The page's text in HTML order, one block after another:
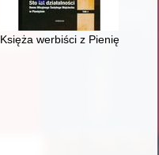
Gimnazjum
Księża werbiści z Pieniężna